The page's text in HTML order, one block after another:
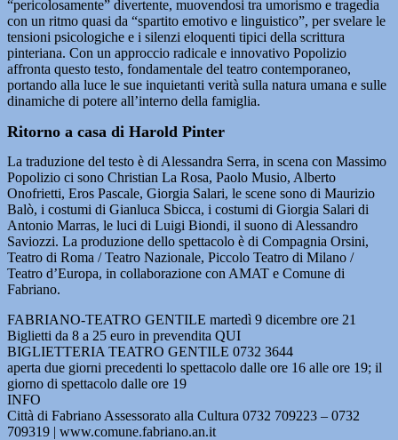
“pericolosamente” divertente, muovendosi tra umorismo e tragedia
con un ritmo quasi da “spartito emotivo e linguistico”, per svelare le
tensioni psicologiche e i silenzi eloquenti tipici della scrittura
pinteriana. Con un approccio radicale e innovativo Popolizio
affronta questo testo, fondamentale del teatro contemporaneo,
portando alla luce le sue inquietanti verità sulla natura umana e sulle
dinamiche di potere all’interno della famiglia.
Ritorno a casa di Harold Pinter
La traduzione del testo è di Alessandra Serra, in scena con Massimo
Popolizio ci sono Christian La Rosa, Paolo Musio, Alberto
Onofrietti, Eros Pascale, Giorgia Salari, le scene sono di Maurizio
Balò, i costumi di Gianluca Sbicca, i costumi di Giorgia Salari di
Antonio Marras, le luci di Luigi Biondi, il suono di Alessandro
Saviozzi. La produzione dello spettacolo è di Compagnia Orsini,
Teatro di Roma / Teatro Nazionale, Piccolo Teatro di Milano /
Teatro d’Europa, in collaborazione con AMAT e Comune di
Fabriano.
FABRIANO-TEATRO GENTILE martedì 9 dicembre ore 21
Biglietti da 8 a 25 euro in prevendita QUI
BIGLIETTERIA TEATRO GENTILE 0732 3644
aperta due giorni precedenti lo spettacolo dalle ore 16 alle ore 19; il
giorno di spettacolo dalle ore 19
INFO
Città di Fabriano Assessorato alla Cultura 0732 709223 – 0732
709319 | www.comune.fabriano.an.it